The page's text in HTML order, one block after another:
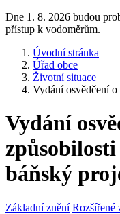
Dne 1. 8. 2026 budou
přístup k vodoměrům.
Úvodní stránka
Úřad obce
Životní situace
Vydání osvědčení
Vydání
báňský
Základní znění Rozšířené